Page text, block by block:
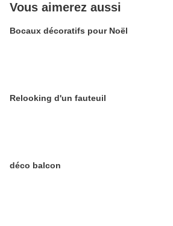
Vous aimerez aussi
Bocaux décoratifs pour Noël
Relooking d'un fauteuil
déco balcon